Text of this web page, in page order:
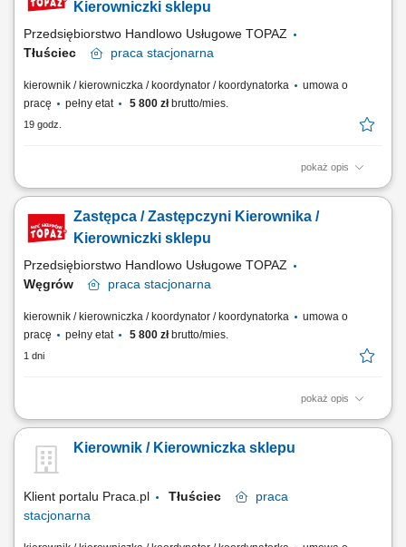
wyniki sprzedażowe sklepu i realizację określonych celów
Kierowniczki sklepu
Przedsiębiorstwo Handlowo Usługowe TOPAZ
Tłuściec
praca stacjonarna
kierownik / kierowniczka / koordynator / koordynatorka
umowa o
pracę
pełny etat 5 800 złbrutto/mies.
19 godz.
pokaż opis
Twoje główne zadania: efektywna współpraca z
organizacji pracy zespołu i planowaniu grafików pracy; współpraca w
realizacji wyników sprzedażowych sklepu; współpraca w zadaniach
Zastępca / Zastępczyni Kierownika /
Kierowniczki sklepu
Przedsiębiorstwo Handlowo Usługowe TOPAZ
Węgrów
praca stacjonarna
kierownik / kierowniczka / koordynator / koordynatorka
umowa o
pracę
pełny etat 5 800 złbrutto/mies.
1 dni
pokaż opis
Twoje główne zadania: efektywna współpraca z
organizacji pracy zespołu i planowaniu grafików pracy; współpraca w
realizacji wyników sprzedażowych sklepu; współpraca w zadaniach
Kierownik / Kierowniczka sklepu
Klient portalu Praca.pl Tłuściec
praca
stacjonarna